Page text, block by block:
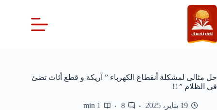
التجاوز
إلى
المحتوى
حل مثالى لمشكلة أنقطاع الكهرباء ” آريكة و قطع أثاث تضئ
في الظلام ” !!
19 يناير، 2025 8
1 min